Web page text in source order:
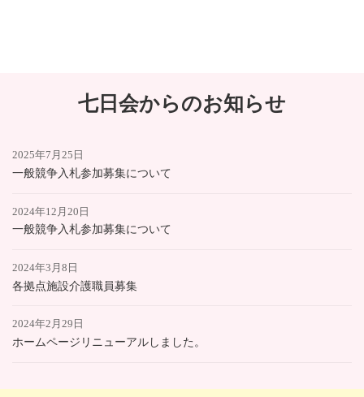
七日会からのお知らせ
2025年7月25日
一般競争入札参加募集について
2024年12月20日
一般競争入札参加募集について
2024年3月8日
各拠点施設介護職員募集
2024年2月29日
ホームページリニューアルしました。